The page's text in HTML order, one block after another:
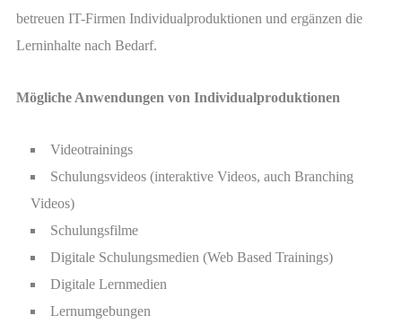
betreuen IT-Firmen Individualproduktionen und ergänzen die
Lerninhalte nach Bedarf.
Mögliche Anwendungen von Individualproduktionen
Videotrainings
Schulungsvideos (interaktive Videos, auch Branching
Videos)
Schulungsfilme
Digitale Schulungsmedien (Web Based Trainings)
Digitale Lernmedien
Lernumgebungen